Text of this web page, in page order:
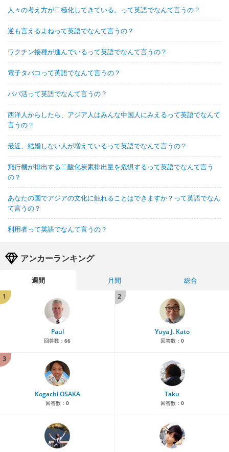
人々の考え方が二極化してきている。って英語でなんて言うの？
逆も言えるよねって英語でなんて言うの？
ワクチン接種が進んでいるって英語でなんて言うの？
電子タバコって英語でなんて言うの？
パパ活って英語でなんて言うの？
西洋人からしたら、アジア人はみんな中国人にみえるって英語でなんて
言うの？
最近、結婚しない人が増えているって英語でなんて言うの？
飛行機が排出する二酸化炭素排出量を危惧するって英語でなんて言う
の？
あなたの国でアジアの文化に触れることはできますか？って英語でなん
て言うの？
利用者って英語でなんて言うの？
アンカーランキング
週間 月間
総合
1
Paul
回答数： 66
2
Yuya J. Kato
回答数： 0
3
Kogachi OSAKA
回答数： 0
Taku
回答数： 0